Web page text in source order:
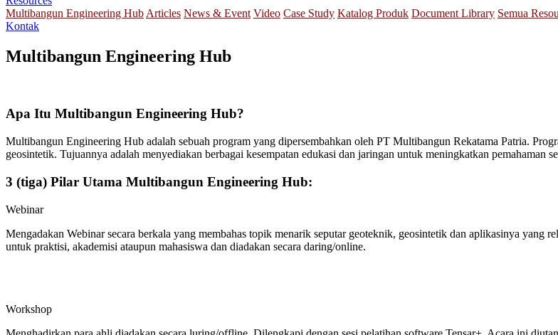
Multibangun Engineering Hub Articles News & Event Video Case Study Katalog Produk Document Library Semua
Kontak
Multibangun Engineering Hub
Apa Itu Multibangun Engineering Hub?​
Multibangun Engineering Hub adalah sebuah program yang dipersembahkan oleh PT Multibangun Rekatama Patria.
geosintetik. Tujuannya adalah menyediakan berbagai kesempatan edukasi dan jaringan untuk meningkatkan pemahaman
3 (tiga) Pilar Utama Multibangun Engineering Hub:
Webinar
Mengadakan Webinar secara berkala yang membahas topik menarik seputar geoteknik, geosintetik dan aplikasinya
untuk praktisi, akademisi ataupun mahasiswa dan diadakan secara daring/online.
Workshop